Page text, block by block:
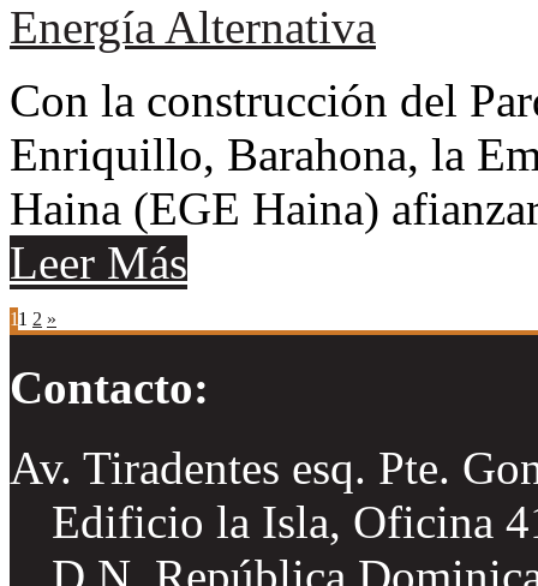
Energía Alternativa
Con la construcción del
Enriquillo, Barahona, la
Haina (EGE Haina)
Leer Más
11 2 »
Contacto:
Av. Tiradentes esq. Pte.
Edificio la Isla, Oficina
D.N. República